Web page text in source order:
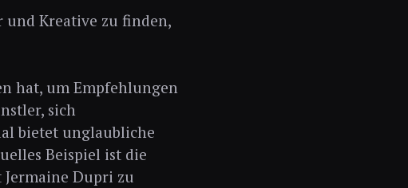
Kreative zu finden,
hat, um Empfehlungen
sich
bietet unglaubliche
Beispiel ist die
Dupri zu